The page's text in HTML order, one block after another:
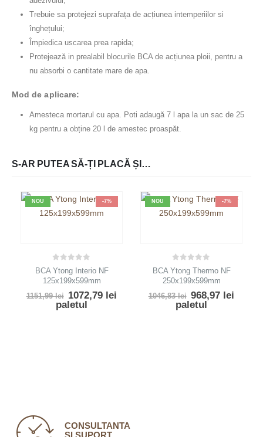
Trebuie sa protejezi suprafața de acțiunea intemperiilor si
înghețului;
Împiedica uscarea prea rapida;
Protejează in prealabil blocurile BCA de acțiunea ploii, pentru a
nu absorbi o cantitate mare de apa.
Mod de aplicare:
Amesteca mortarul cu apa. Poti adaugă 7 l apa la un sac de 25
kg pentru a obține 20 l de amestec proaspăt.
S-AR PUTEA SĂ-ȚI PLACĂ ȘI…
NOU -7%
0 out of 5
BCA Ytong Interio NF
125x199x599mm
1151,99lei Prețul
inițial
1072,79 lei
paletul
NOU -7%
0 out of 5
BCA Ytong Thermo NF
250x199x599mm
1046,83lei Prețul
inițial
968,97 lei
paletul
CONSULTANTA
SI SUPORT